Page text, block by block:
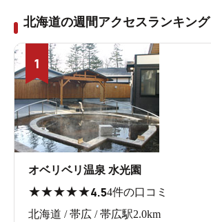
北海道の週間アクセスランキング
1
オベリベリ温泉 水光園
★★★★★4.54件の口コミ
北海道 / 帯広 / 帯広駅2.0km